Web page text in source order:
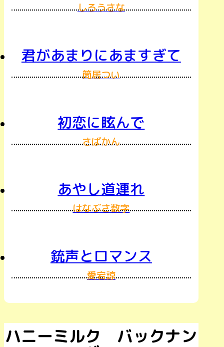
しろうさな
君があまりにあますぎて
筒居つい
初恋に眩んで
さばかん
あやし道連れ
はなぶさ数字
銃声とロマンス
愛宕諒
ハニーミルク バックナン